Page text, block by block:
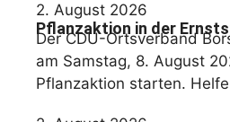
2. August 2026
Pflanzaktion in der
Der CDU-Ortsverband
am Samstag, 8. August
Pflanzaktion starten.